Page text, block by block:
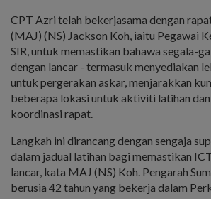
CPT Azri telah bekerjasama dengan
(MAJ) (NS) Jackson Koh, iaitu Pegawai
SIR, untuk memastikan bahawa segala-
dengan lancar - termasuk menyediakan
untuk pergerakan askar, menjarakkan
beberapa lokasi untuk aktiviti latihan
koordinasi rapat.
Langkah ini dirancang dengan sengaja
dalam jadual latihan bagi memastikan
lancar, kata MAJ (NS) Koh. Pengarah
berusia 42 tahun yang bekerja dalam